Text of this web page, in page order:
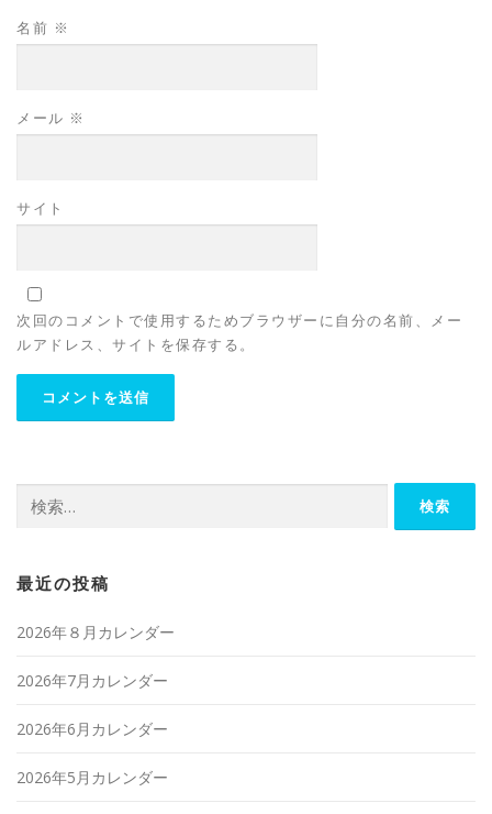
名前 ※
メール ※
サイト
次回のコメントで使用するためブラウザーに自分の名前、メー
ルアドレス、サイトを保存する。
索:
最近の投稿
2026年８月カレンダー
2026年7月カレンダー
2026年6月カレンダー
2026年5月カレンダー